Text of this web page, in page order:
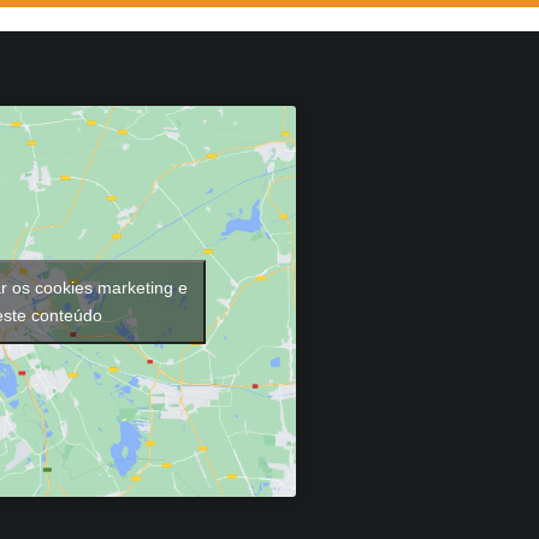
os cookies marketing e
conteúdo